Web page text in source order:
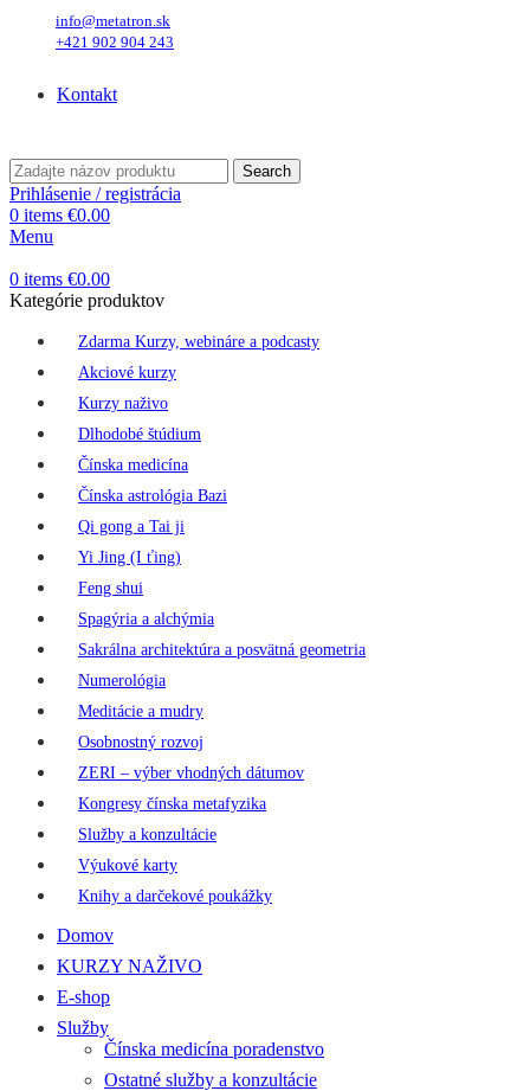
info@metatron.sk
+421 902 904 243
Kontakt
Search
Prihlásenie / registrácia
0 items €0.00
Menu
0 items €0.00
Kategórie produktov
Zdarma Kurzy, webináre a podcasty
Akciové kurzy
Kurzy naživo
Dlhodobé štúdium
Čínska medicína
Čínska astrológia Bazi
Qi gong a Tai ji
Yi Jing (I ťing)
Feng shui
Spagýria a alchýmia
Sakrálna architektúra a posvätná geometria
Numerológia
Meditácie a mudry
Osobnostný rozvoj
ZERI – výber vhodných dátumov
Kongresy čínska metafyzika
Služby a konzultácie
Výukové karty
Knihy a darčekové poukážky
Domov
KURZY NAŽIVO
E-shop
Služby
Čínska medicína poradenstvo
Ostatné služby a konzultácie